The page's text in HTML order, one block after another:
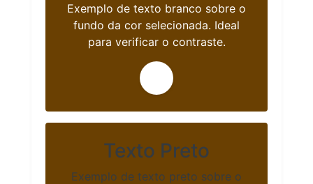
Exemplo de texto branco sobre o
fundo da cor selecionada. Ideal
para verificar o contraste.
Texto Preto
Exemplo de texto preto sobre o